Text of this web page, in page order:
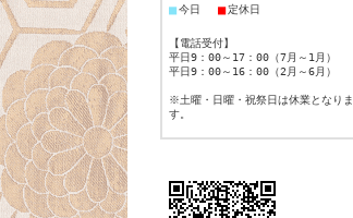
■今日 ■定休日
【電話受付】
平日9：00～17：00（7月～1月）
平日9：00～16：00（2月～6月）
※土曜・日曜・祝祭日は休業となりま
す。